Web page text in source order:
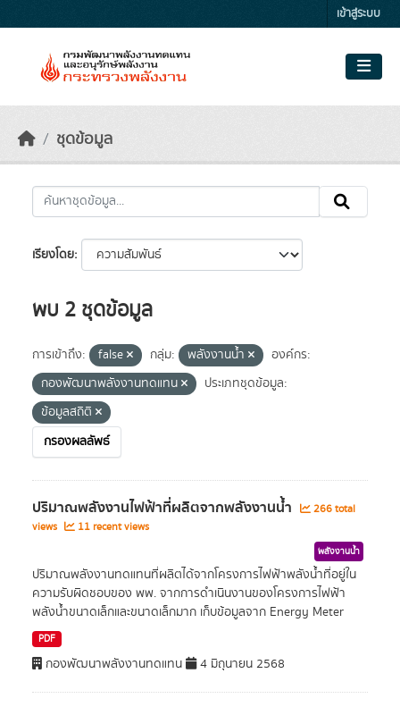
เข้าสู่ระบบ
ชุดข้อมูล
เรียงโดย
พบ 2 ชุดข้อมูล
การเข้าถึง: false กลุ่ม: พลังงานน้ำ
องค์กร:
กองพัฒนาพลังงานทดแทน
ประเภทชุดข้อมูล:
ข้อมูลสถิติ
กรองผลลัพธ์
ปริมาณพลังงานไฟฟ้าที่ผลิตจากพลังงานน้ำ
266 total
views
11 recent views
พลังงานน้ำ
ปริมาณพลังงานทดแทนที่ผลิตได้จากโครงการไฟฟ้าพลังน้ำที่อยู่ใน
ความรับผิดชอบของ พพ. จากการดำเนินงานของโครงการไฟฟ้า
พลังน้ำขนาดเล็กและขนาดเล็กมาก เก็บข้อมูลจาก Energy Meter
PDF
กองพัฒนาพลังงานทดแทน 4 มิถุนายน 2568